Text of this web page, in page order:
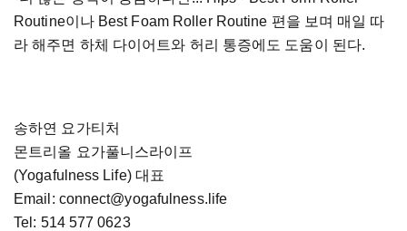
Routine이나 Best Foam Roller Routine 편을 보며 매일 따
라 해주면 하체 다이어트와 허리 통증에도 도움이 된다.
송하연 요가티처
몬트리올 요가풀니스라이프
(Yogafulness Life) 대표
Email: connect@yogafulness.life
Tel: 514 577 0623